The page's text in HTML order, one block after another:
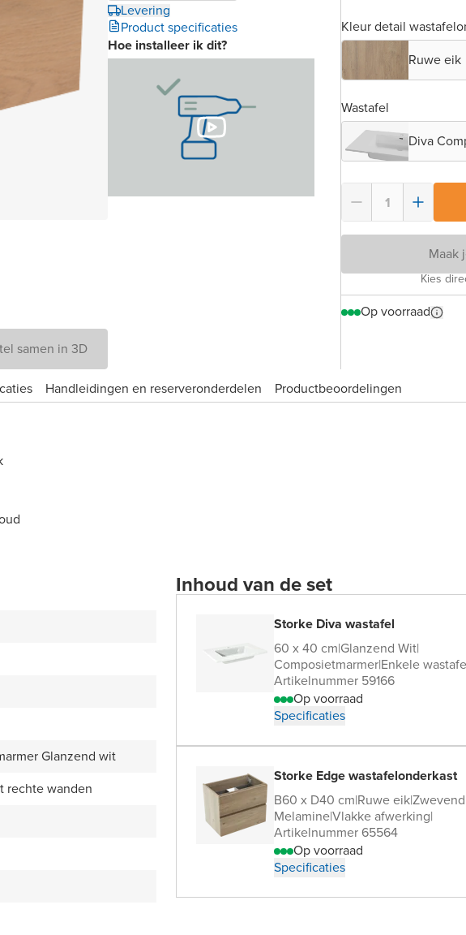
samen in 3D
Levering
Product specificaties
Hoe installeer ik dit?
Kleur detail
Ruwe eik
Wastafel
Diva
Maak
Kies
Op voorraad
Handleidingen en reserveronderdelen Product­beoordelingen
Glanzend wit
rechte wanden
Inhoud van de set
Storke Diva wastafel
60 x 40 cm|Glanzend Wit|
Composietmarmer|Enkele
Artikelnummer 59166
Op voorraad
Specificaties
Storke Edge wastafelonderkast
B60 x D40 cm|Ruwe eik|Zwevend
Melamine|Vlakke afwerking|
Artikelnummer 65564
Op voorraad
Specificaties